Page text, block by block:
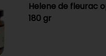
Helene de fleurac
180 gr